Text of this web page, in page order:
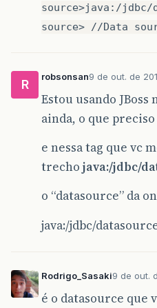
source>java:/jdbc/
source> //Data
R
robsonsan9 de out. de
Estou usando
ainda, o que
e nessa tag que vc
trecho java:/jdbc/
o “datasource” da
java:/jdbc/
Rodrigo_Sasaki9 de out.
é o datasource que